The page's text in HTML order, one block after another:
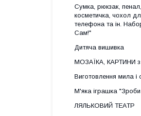
Сумка, рюкзак, пенал,
косметичка, чохол
телефона та ін.
Сам!"
Дитяча вишивка
МОЗАЇКА, КАРТИНИ з
Виготовлення мила і
М'яка іграшка
ЛЯЛЬКОВИЙ ТЕАТР